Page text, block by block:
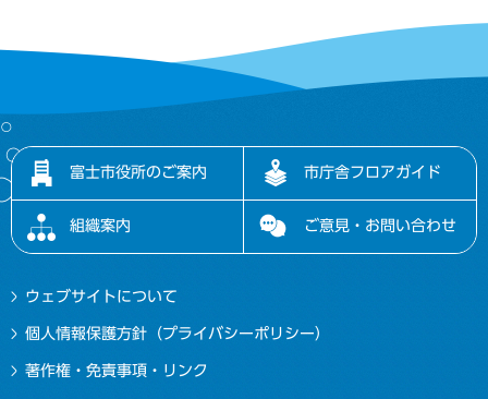
富士市役所のご案内 市庁舎フロアガイド
組織案内 ご意見・お問い合わせ
ウェブサイトについて
個人情報保護方針（プライバシーポリシー）
著作権・免責事項・リンク